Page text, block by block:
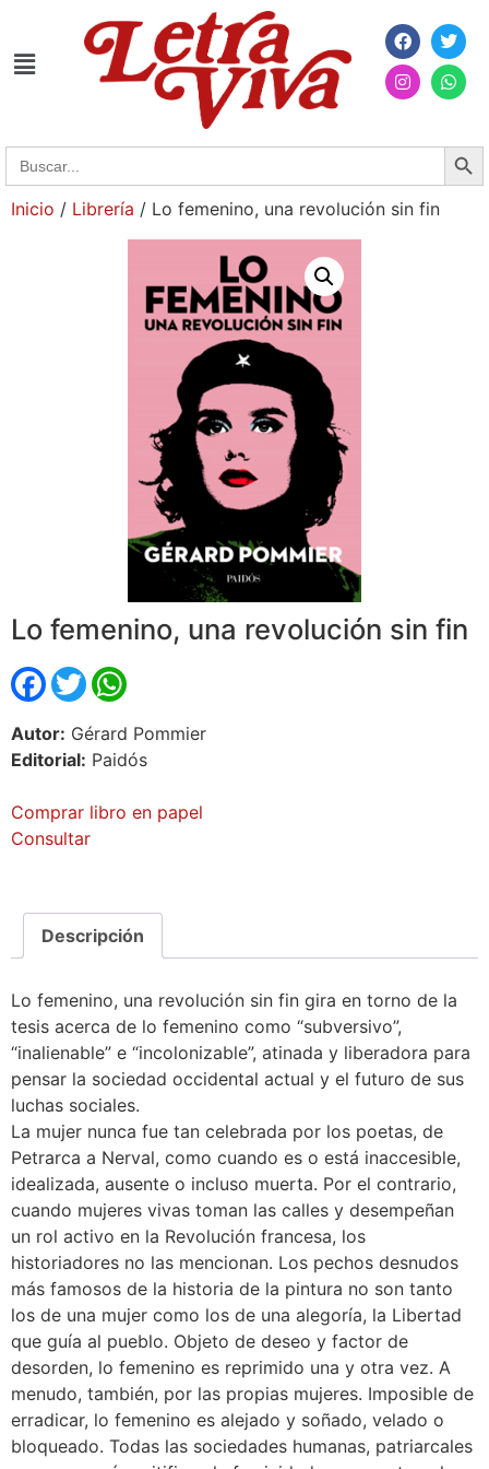
Search
for:
Inicio / Librería / Lo femenino, una revolución sin fin
Lo femenino, una revolución sin fin
Facebook
Twitter
Autor: Gérard Pommier
Editorial: Paidós
Comprar libro en papel
Consultar
Descripción
Lo femenino, una revolución sin fin gira en torno de la
tesis acerca de lo femenino como “subversivo”,
“inalienable” e “incolonizable”, atinada y liberadora para
pensar la sociedad occidental actual y el futuro de sus
luchas sociales.
La mujer nunca fue tan celebrada por los poetas, de
Petrarca a Nerval, como cuando es o está inaccesible,
idealizada, ausente o incluso muerta. Por el contrario,
cuando mujeres vivas toman las calles y desempeñan
un rol activo en la Revolución francesa, los
historiadores no las mencionan. Los pechos desnudos
más famosos de la historia de la pintura no son tanto
los de una mujer como los de una alegoría, la Libertad
que guía al pueblo. Objeto de deseo y factor de
desorden, lo femenino es reprimido una y otra vez. A
menudo, también, por las propias mujeres. Imposible de
erradicar, lo femenino es alejado y soñado, velado o
bloqueado. Todas las sociedades humanas, patriarcales